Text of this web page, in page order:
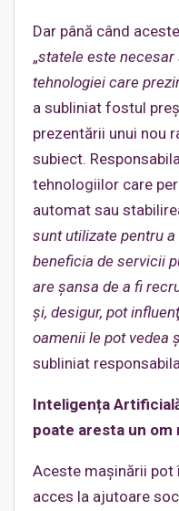
Dar până când
„statele este
tehnologiei care
a subliniat fostul
prezentării unui nou
subiect.
tehnologiilor care
automat sau
sunt utilizate pentru
beneficia de servicii
are şansa de a fi
şi, desigur, pot
oamenii le pot vedea
subliniat
Inteligența
poate aresta un om
Aceste mașinării pot
acces la ajutoare